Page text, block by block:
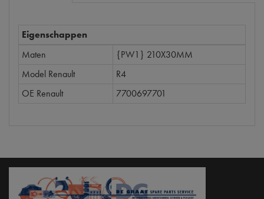
Eigenschappen
Maten
{PW1} 210X30MM
Model Renault
R4
OE Renault
7700697701